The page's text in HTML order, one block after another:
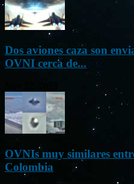
Dos aviones caza son
OVNI cerca de...
OVNIs muy similares
Colombia